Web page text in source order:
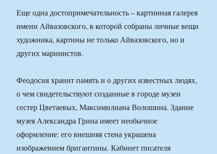
Еще одна достопримечательность – картинная галерея
имени Айвазовского, в которой собраны личные вещи
художника, картины не только Айвазовского, но и
других маринистов.
Феодосия хранит память и о других известных людях,
о чем свидетельствуют созданные в городе музеи
сестер Цветаевых, Максимилиана Волошина. Здание
музея Александра Грина имеет необычное
оформление: его внешняя стена украшена
изображением бригантины. Кабинет писателя